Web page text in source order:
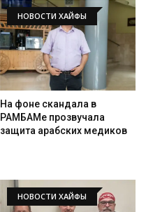
НОВОСТИ ХАЙФЫ
На фоне скандала в
РАМБАМе прозвучала
защита арабских медиков
НОВОСТИ ХАЙФЫ